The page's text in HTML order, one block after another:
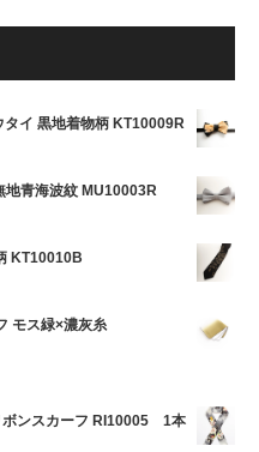
タイ 黒地着物柄 KT10009R
地青海波紋 MU10003R
KT10010B
モス緑×濃灰糸
ボンスカーフ RI10005 1本